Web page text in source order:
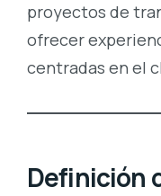
proyectos de
ofrecer
centradas en el
Definición